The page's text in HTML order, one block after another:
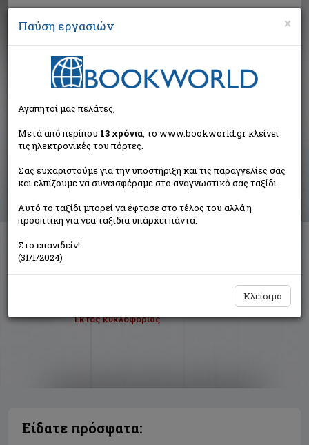
Αναζήτηση
Αποτελέσματα αναζήτησης
Συγγραφέας: Στεργιοπούλου Αλίκη (1 βιβλία)
Ταξινόμηση ανά:
Κραυγές στα δάση
Εκτός κυκλοφορίας
Είδατε πρόσφατα:
×
Παύση εργασιών
Αγαπητοί μας πελάτες,
Μετά από περίπου 13 χρόνια, το www.bookworld.gr κλείνει
τις ηλεκτρονικές του πόρτες.
Σας ευχαριστούμε για την υποστήριξη και τις παραγγελίες σας
και ελπίζουμε να συνεισφέραμε στο αναγνωστικό σας ταξίδι.
Αυτό το ταξίδι μπορεί να έφτασε στο τέλος του αλλά η
προοπτική για νέα ταξίδια υπάρχει πάντα.
Στο επανιδείν!
(31/1/2024)
Κλείσιμο